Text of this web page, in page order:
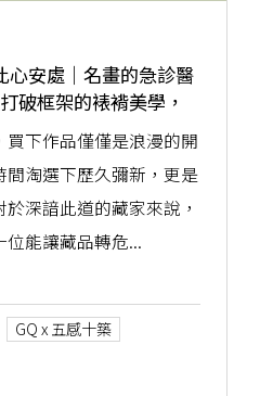
心安處｜名畫的急診醫
破框架的裱褙美學，
終點
下作品僅僅是浪漫的開
淘選下歷久彌新，更是
深諳此道的藏家來說，
能讓藏品轉危...
GQ x 五感十築